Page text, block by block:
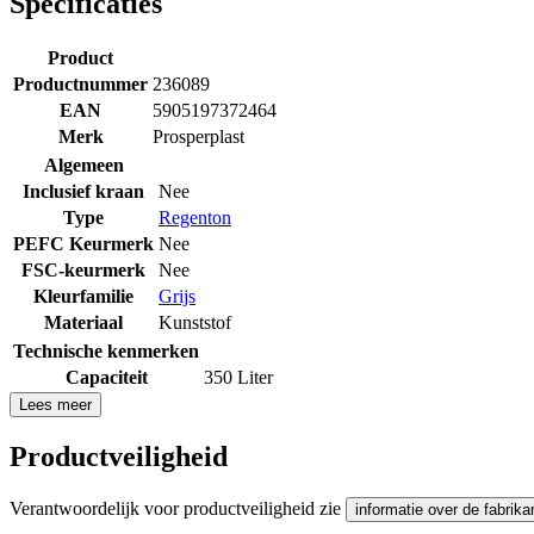
Product
Productnummer 236089
EAN
5905197372464
Merk
Prosperplast
Algemeen
Inclusief kraan
Nee
Type
Regenton
PEFC Keurmerk Nee
FSC-keurmerk
Nee
Kleurfamilie
Grijs
Materiaal
Kunststof
Technische kenmerken
Capaciteit
350 Liter
Lees meer
Productveiligheid
Verantwoordelijk voor productveiligheid zie informatie over de